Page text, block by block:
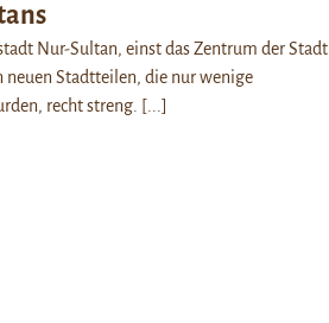
Nur-Sultan, einst das Zentrum der Stadt
Stadtteilen, die nur wenige
recht streng. [...]